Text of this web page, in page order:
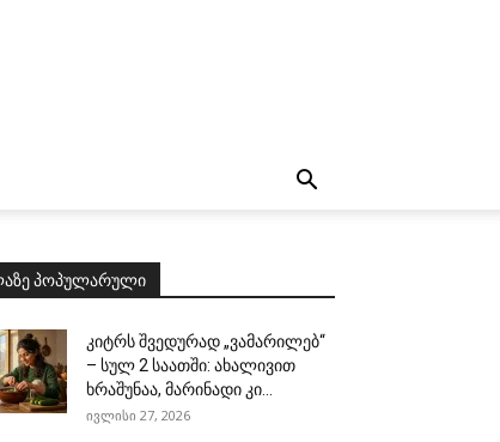
პოპულარული
კიტრს შვედურად „ვამარილებ“
– სულ 2 საათში: ახალივით
ხრაშუნაა, მარინადი კი...
ივლისი 27, 2026